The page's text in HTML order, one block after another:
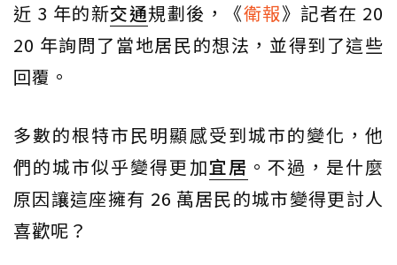
近 3 年的新交通規劃後，《衛報》記者在 20
20 年詢問了當地居民的想法，並得到了這些
回覆。
多數的根特市民明顯感受到城市的變化，他
們的城市似乎變得更加宜居 。不過，是什麼
原因讓這座擁有 26 萬居民的城市變得更討人
喜歡呢？